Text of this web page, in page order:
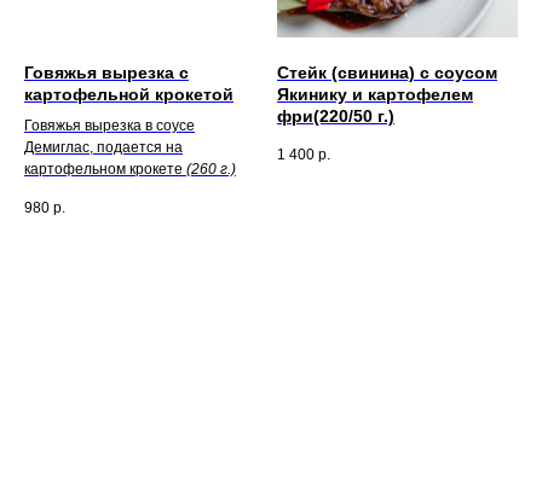
Говяжья вырезка с
картофельной крокетой
Говяжья вырезка в соусе
Демиглас, подается на
картофельном крокете (260 г.)
980 р.
Стейк (свинина) с соусом
Якинику и картофелем
фри(220/50 г.)
1 400 р.